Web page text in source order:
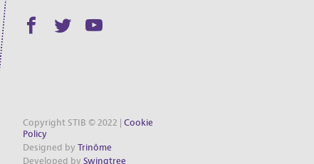
Copyright STIB © 2022 | Cookie
Policy
Designed by Trinôme
Developed by Swingtree